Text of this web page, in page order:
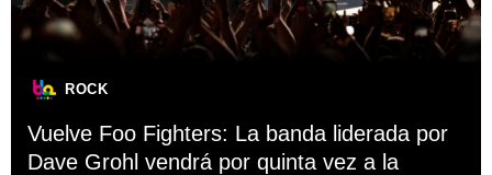
ROCK
Vuelve Foo Fighters: La banda liderada por
Dave Grohl vendrá por quinta vez a la